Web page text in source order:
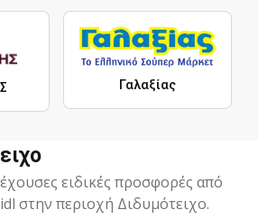
Γαλαξίας
ειδικές προσφορές από
στην περιοχή Διδυμότειχο.